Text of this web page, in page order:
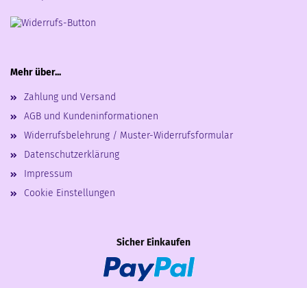
Mehr über...
Zahlung und Versand
AGB und Kundeninformationen
Widerrufsbelehrung / Muster-Widerrufsformular
Datenschutzerklärung
Impressum
Cookie Einstellungen
Sicher Einkaufen